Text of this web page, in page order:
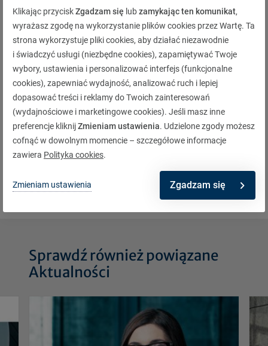
pracował m.in. w Uniqa oraz Benefii. W 2001 r. został wpisany
do rejestru aktuariuszy.
Jestem dumny z faktu, że nasza firma kształtuje liderów w
swojej dziedzinie. Jarosław Niemirowski dołączył do nas
ponad 5 lat temu. W tym czasie m.in. wzniósł taryfikację w
Warcie na całkiem nowy poziom, znacząco wyprzedzający
osiągnięcia naszej konkurencji. Wszystko to miało miejsce
przy wsparciu Krzysztofa Kudelskiego, który nadzorował jego
pracę. Jestem pewien, że Jarosław Niemirowski wniesie do
Zarządu dużo entuzjazmu, wiedzy i kreatywności, wspartych
doświadczeniem branżowym, zdobytym u boku
dotychczasowego przełożonego
Sprawdź również powiązane
Aktualności
Klikając przyciskZgadzam się lubzamykając ten komunikat,
wyrażasz zgodę na wykorzystanie plików cookies przez Wartę. Ta
strona wykorzystuje pliki cookies, aby działać niezawodnie
i świadczyć usługi (niezbędne cookies), zapamiętywać Twoje
wybory, ustawienia i personalizować interfejs (funkcjonalne
cookies), zapewniać wydajność, analizować ruch i lepiej
dopasować treści i reklamy do Twoich zainteresowań
(wydajnościowe i marketingowe cookies). Jeśli masz inne
preferencje kliknijZmieniam ustawienia. Udzielone zgody możesz
cofnąć w dowolnym momencie – szczegółowe informacje
zawiera Polityka cookies.
Zmieniam ustawienia Zgadzam się